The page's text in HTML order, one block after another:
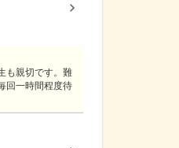
も親切です。難
回一時間程度待